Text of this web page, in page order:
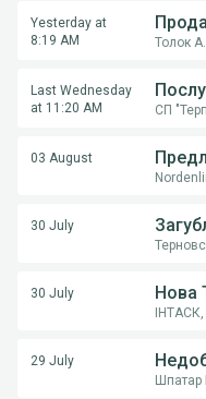
Yesterday at
8:19 AM
Толок
Last Wednesday
at 11:20 AM
СП
03 August
30 July
30 July Нова
29 July
Шпатар